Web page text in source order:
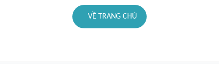
VỀ TRANG CHỦ